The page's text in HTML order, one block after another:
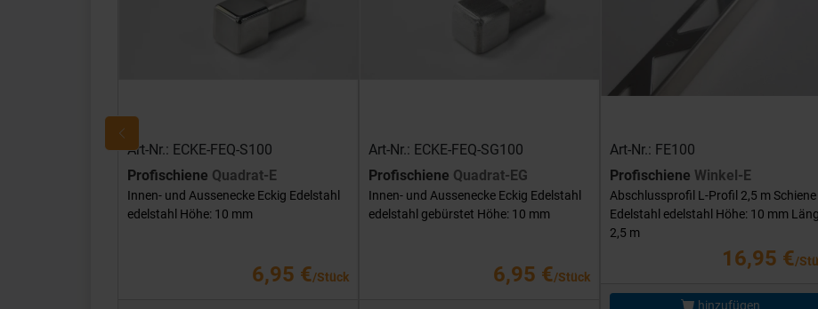
Art-Nr.: ECKE-FEQ-S100
Profischiene Quadrat-E
Innen- und Aussenecke Eckig Edelstahl
edelstahl Höhe: 10 mm
6,95 €/Stück
Art-Nr.: ECKE-FEQ-SG100
Profischiene Quadrat-EG
Innen- und Aussenecke Eckig Edelstahl
edelstahl gebürstet Höhe: 10 mm
6,95 €/Stück
Art-Nr.: FE100
Profischiene Winkel-E
Abschlussprofil L-Profil 2,5 m Schiene
Edelstahl edelstahl Höhe: 10 mm
2,5 m
16,95 €/
hinzufügen